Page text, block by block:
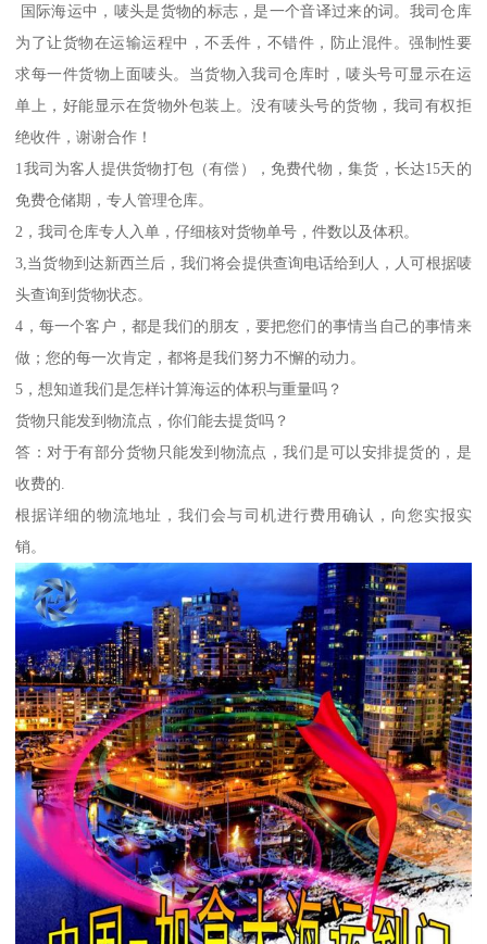
国际海运中，唛头是货物的标志，是一个音译过来的词。我司仓库
为了让货物在运输运程中，不丢件，不错件，防止混件。强制性要
求每一件货物上面唛头。当货物入我司仓库时，唛头号可显示在运
单上，好能显示在货物外包装上。没有唛头号的货物，我司有权拒
绝收件，谢谢合作！
1我司为客人提供货物打包（有偿），免费代物，集货，长达15天的
免费仓储期，专人管理仓库。
2，我司仓库专人入单，仔细核对货物单号，件数以及体积。
3,当货物到达新西兰后，我们将会提供查询电话给到人，人可根据唛
头查询到货物状态。
4，每一个客户，都是我们的朋友，要把您们的事情当自己的事情来
做；您的每一次肯定，都将是我们努力不懈的动力。
5，想知道我们是怎样计算海运的体积与重量吗？
货物只能发到物流点，你们能去提货吗？
答：对于有部分货物只能发到物流点，我们是可以安排提货的，是
收费的.
根据详细的物流地址，我们会与司机进行费用确认，向您实报实
销。